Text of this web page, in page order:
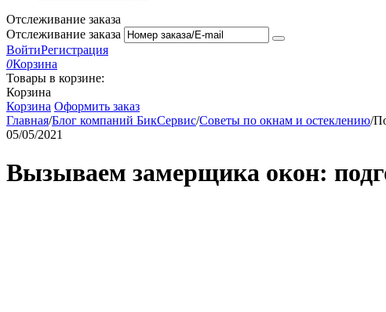
Отслеживание заказа
Отслеживание заказа
ВойтиРегистрация
0Корзина
Товары в корзине:
Корзина
Корзина Оформить заказ
Главная/Блог компаний БикСервис/Советы по окнам и остеклению/
05/05/2021
Вызываем замерщика окон: